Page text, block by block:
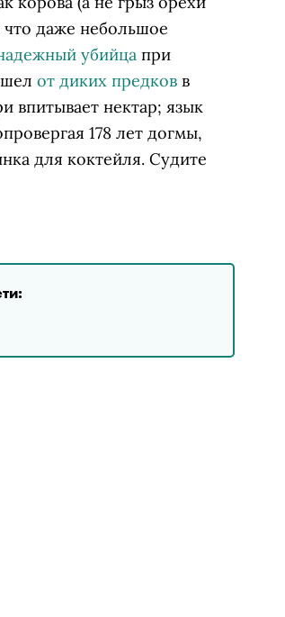
даже небольшое
убийца при
от диких предков в
впитывает нектар; язык
178 лет догмы,
для коктейля. Судите